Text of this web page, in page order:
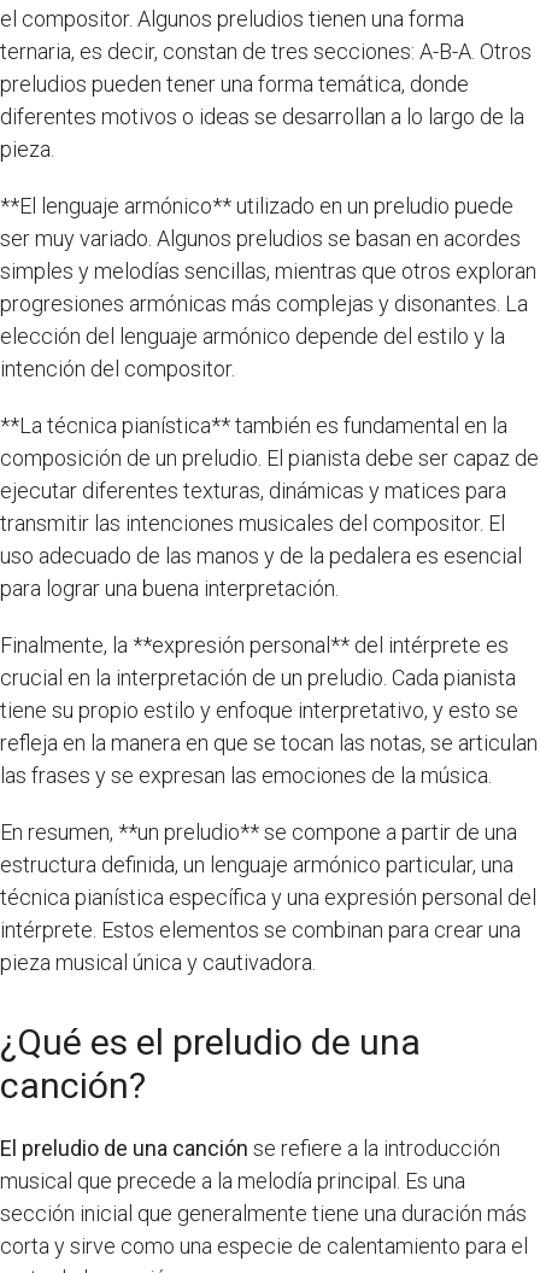
el compositor. Algunos preludios tienen una forma
ternaria, es decir, constan de tres secciones: A-B-A. Otros
preludios pueden tener una forma temática, donde
diferentes motivos o ideas se desarrollan a lo largo de la
pieza.
**El lenguaje armónico** utilizado en un preludio puede
ser muy variado. Algunos preludios se basan en acordes
simples y melodías sencillas, mientras que otros exploran
progresiones armónicas más complejas y disonantes. La
elección del lenguaje armónico depende del estilo y la
intención del compositor.
**La técnica pianística** también es fundamental en la
composición de un preludio. El pianista debe ser capaz de
ejecutar diferentes texturas, dinámicas y matices para
transmitir las intenciones musicales del compositor. El
uso adecuado de las manos y de la pedalera es esencial
para lograr una buena interpretación.
Finalmente, la **expresión personal** del intérprete es
crucial en la interpretación de un preludio. Cada pianista
tiene su propio estilo y enfoque interpretativo, y esto se
refleja en la manera en que se tocan las notas, se articulan
las frases y se expresan las emociones de la música.
En resumen, **un preludio** se compone a partir de una
estructura definida, un lenguaje armónico particular, una
técnica pianística específica y una expresión personal del
intérprete. Estos elementos se combinan para crear una
pieza musical única y cautivadora.
¿Qué es el preludio de una
canción?
El preludio de una canción se refiere a la introducción
musical que precede a la melodía principal. Es una
sección inicial que generalmente tiene una duración más
corta y sirve como una especie de calentamiento para el